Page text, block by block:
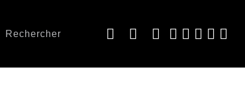
Rechercher